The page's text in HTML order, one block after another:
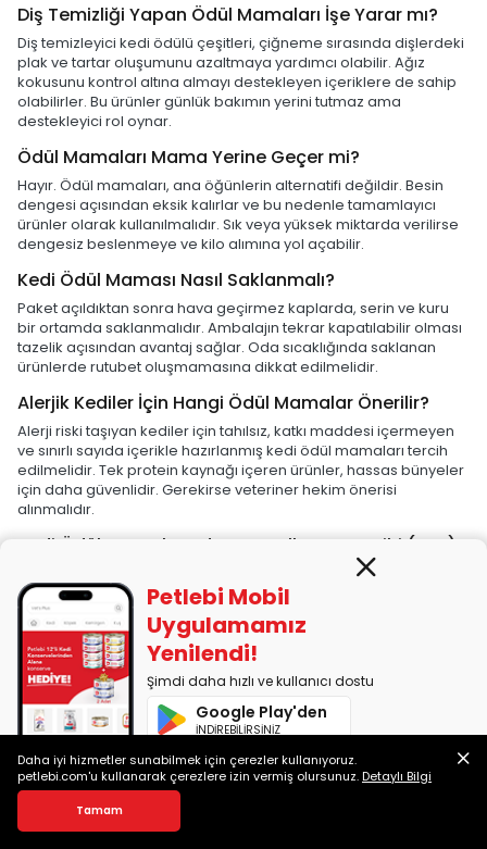
Diş Temizliği Yapan Ödül Mamaları İşe Yarar mı?
Diş temizleyici kedi ödülü çeşitleri, çiğneme sırasında dişlerdeki
plak ve tartar oluşumunu azaltmaya yardımcı olabilir. Ağız
kokusunu kontrol altına almayı destekleyen içeriklere de sahip
olabilirler. Bu ürünler günlük bakımın yerini tutmaz ama
destekleyici rol oynar.
Ödül Mamaları Mama Yerine Geçer mi?
Hayır. Ödül mamaları, ana öğünlerin alternatifi değildir. Besin
dengesi açısından eksik kalırlar ve bu nedenle tamamlayıcı
ürünler olarak kullanılmalıdır. Sık veya yüksek miktarda verilirse
dengesiz beslenmeye ve kilo alımına yol açabilir.
Kedi Ödül Maması Nasıl Saklanmalı?
Paket açıldıktan sonra hava geçirmez kaplarda, serin ve kuru
bir ortamda saklanmalıdır. Ambalajın tekrar kapatılabilir olması
tazelik açısından avantaj sağlar. Oda sıcaklığında saklanan
ürünlerde rutubet oluşmamasına dikkat edilmelidir.
Alerjik Kediler İçin Hangi Ödül Mamalar Önerilir?
Alerji riski taşıyan kediler için tahılsız, katkı maddesi içermeyen
ve sınırlı sayıda içerikle hazırlanmış kedi ödül mamaları tercih
edilmelidir. Tek protein kaynağı içeren ürünler, hassas bünyeler
için daha güvenlidir. Gerekirse veteriner hekim önerisi
alınmalıdır.
Kedi Ödül Mamalarında Son Kullanma Tarihi (SKT)
Kesinlikle evet. SKT geçmiş ürünlerin içeriğindeki vitaminler
bozulabilir, bakteri üremesi veya lezzet kaybı yaşanabilir. Son
kullanma tarihi geçmiş bir ürünün kullanımı, kedinizin sağlığı
açısından risk taşır.Petlebi.com'dan yapılan alışverişlerde
ürünlerin SKT bilgileri açık şekilde görüntülenebilir.
Kedi Ödül Maması Bozulur mu?
Evet, özellikle uygun koşullarda saklanmayan ürünlerde
bozulma riski artar. Renk, koku ve dokuda farklılık
gözlemleniyorsa ürün kullanılmamalıdır. Nemli ortamlar, açık
ambalajlar veya yüksek sıcaklıklar ödül mamasının raf ömrünü
olumsuz etkileyebilir.
Petlebi Mobil
Uygulamamız
Yenilendi!
Şimdi daha hızlı ve kullanıcı dostu
Google Play'den
İNDİREBİLİRSİNİZ
App Store'dan
Daha iyi hizmetler sunabilmek için çerezler kullanıyoruz.
petlebi.com'u kullanarak çerezlere izin vermiş olursunuz.Detaylı Bilgi
Tamam